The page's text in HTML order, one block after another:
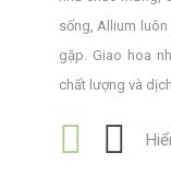
sống, Allium
gặp. Giao hoa
chất lượng và